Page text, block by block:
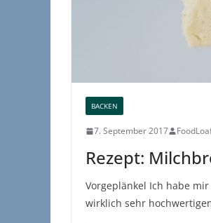
BACKEN
7. September 2017
Rezept:
Vorgeplänkel Ich habe
wirklich sehr